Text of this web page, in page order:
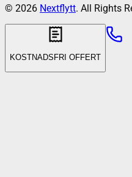
© 2026 Nextflytt. All Rights
KOSTNADSFRI OFFERT